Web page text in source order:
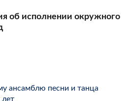
об исполнении окружного